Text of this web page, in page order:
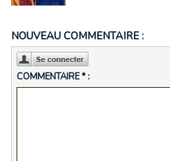
NOUVEAU COMMENTAIRE :
COMMENTAIRE * :